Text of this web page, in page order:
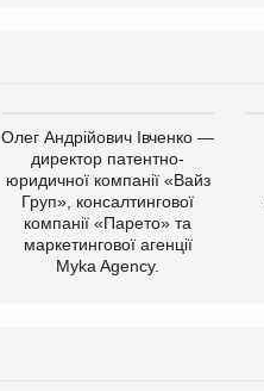
Олег Андрійович Івченко —
директор патентно-
юридичної компанії «Вайз
Груп», консалтингової
компанії «Парето» та
маркетингової агенції
Myka Agency.